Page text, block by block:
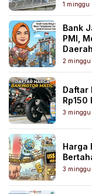
1
Bank
PMI,
Daerah
2
Daftar
Rp150
3
Harga
3